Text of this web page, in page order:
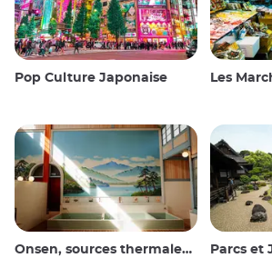
Pop Culture Japonaise Les
Onsen, sources thermales et bains publics Parcs et